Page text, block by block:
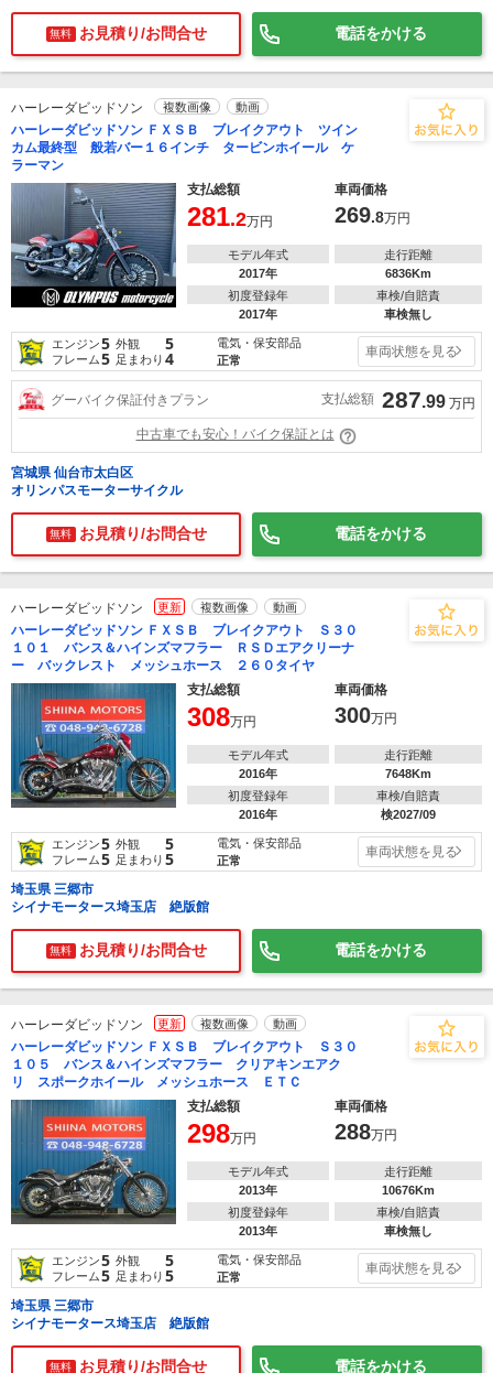
無料 お見積り/お問合せ 電話をかける
ハーレーダビッドソン 複数画像 動画
ハーレーダビッドソン ＦＸＳＢ ブレイクアウト ツイン
カム最終型 般若バー１６インチ タービンホイール ケ
ラーマン
支払総額
車両価格
281.2万円 269.8万円
モデル年式
2017年
走行距離
6836Km
初度登録年
2017年
車検/自賠責
車検無し
エンジン5 外観 5
フレーム5 足まわり 4
電気・保安部品
正常
車両状態を見る
グーバイク保証付きプラン 支払総額 287.99 万円
中古車でも安心！バイク保証とは
宮城県 仙台市太白区
オリンパスモーターサイクル
無料 お見積り/お問合せ 電話をかける
ハーレーダビッドソン 更新 複数画像 動画
ハーレーダビッドソン ＦＸＳＢ ブレイクアウト Ｓ３０
１０１ バンス＆ハインズマフラー ＲＳＤエアクリーナ
ー バックレスト メッシュホース ２６０タイヤ
支払総額
車両価格
308万円 300万円
モデル年式
2016年
走行距離
7648Km
初度登録年
2016年
車検/自賠責
検2027/09
エンジン5 外観 5
フレーム5 足まわり 5
電気・保安部品
正常
車両状態を見る
埼玉県 三郷市
シイナモータース埼玉店 絶版館
無料 お見積り/お問合せ 電話をかける
ハーレーダビッドソン 更新 複数画像 動画
ハーレーダビッドソン ＦＸＳＢ ブレイクアウト Ｓ３０
１０５ バンス＆ハインズマフラー クリアキンエアク
リ スポークホイール メッシュホース ＥＴＣ
支払総額
車両価格
298万円 288万円
モデル年式
2013年
走行距離
10676Km
初度登録年
2013年
車検/自賠責
車検無し
エンジン5 外観 5
フレーム5 足まわり 5
電気・保安部品
正常
車両状態を見る
埼玉県 三郷市
シイナモータース埼玉店 絶版館
無料 お見積り/お問合せ 電話をかける